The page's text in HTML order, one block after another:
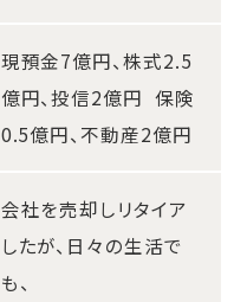
現預金7億円、株式2.5
億円、投信2億円 保険
0.5億円、不動産2億円
会社を売却しリタイア
したが、日々の生活で
も、